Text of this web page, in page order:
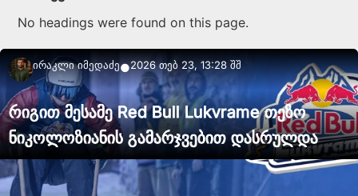
No headings were found on this page.
Ირაკლი Იმედაძე●2026 თებ 23, 13:28 შშ
რიგით მესამე Red Bull Lukvrame თეზო
ნიკოლოზიანის გამარჯვებით დასრულდა